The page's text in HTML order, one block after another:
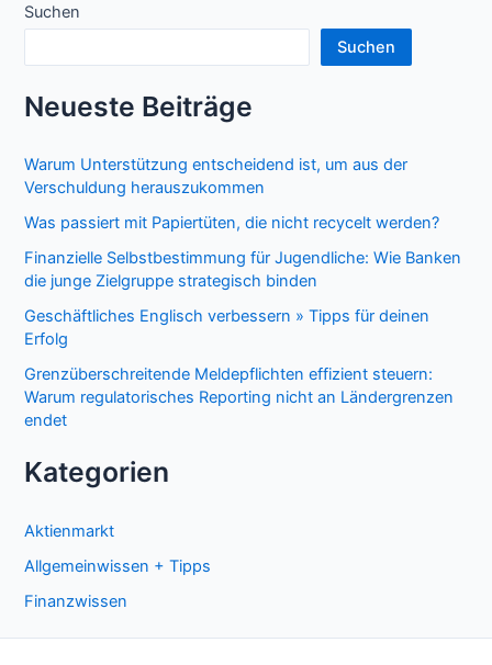
Suchen
Suchen
Neueste Beiträge
Warum Unterstützung entscheidend ist, um aus der
Verschuldung herauszukommen
Was passiert mit Papiertüten, die nicht recycelt werden?
Finanzielle Selbstbestimmung für Jugendliche: Wie Banken
die junge Zielgruppe strategisch binden
Geschäftliches Englisch verbessern » Tipps für deinen
Erfolg
Grenzüberschreitende Meldepflichten effizient steuern:
Warum regulatorisches Reporting nicht an Ländergrenzen
endet
Kategorien
Aktienmarkt
Allgemeinwissen + Tipps
Finanzwissen